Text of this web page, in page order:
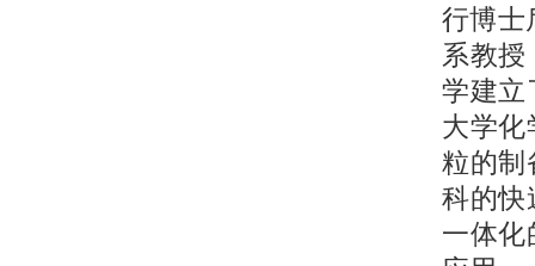
行博士
系教
学建立
大学化
粒的制
科的快
一体化